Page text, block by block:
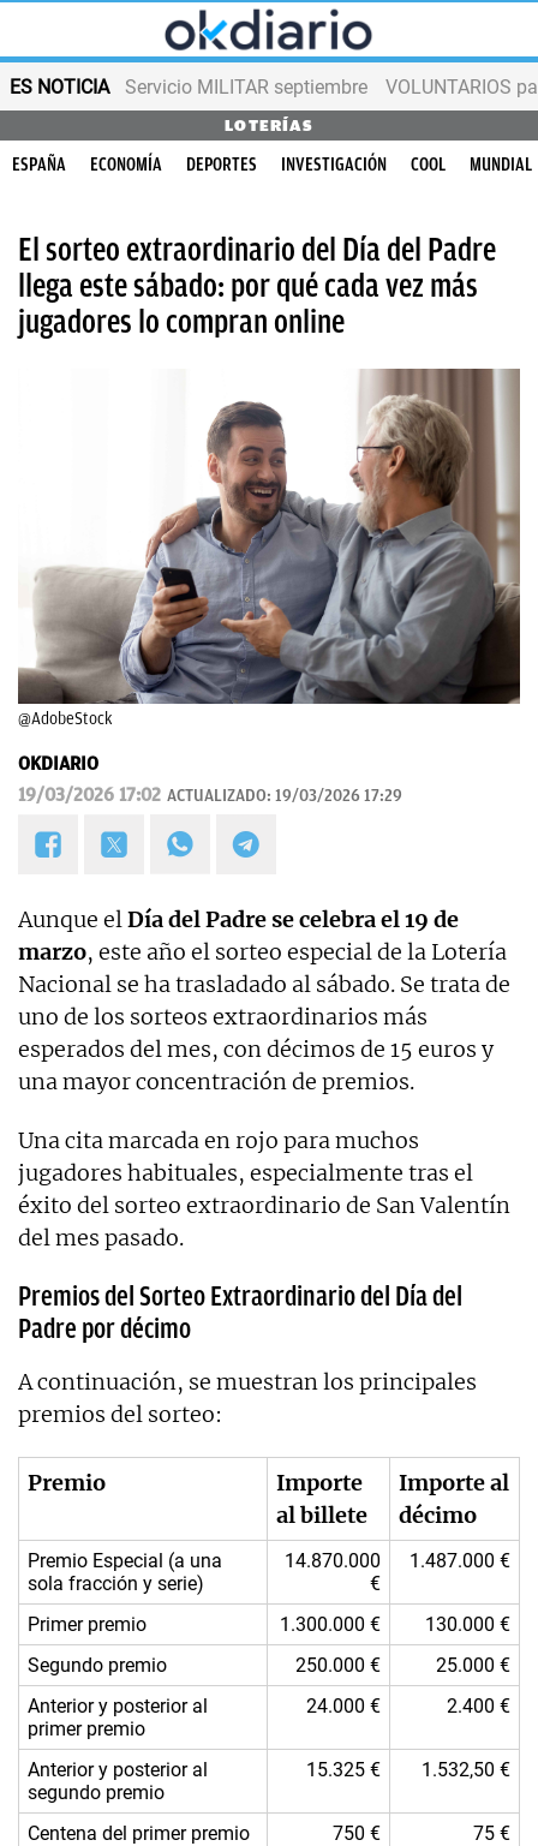
ES NOTICIA Servicio MILITAR septiembre VOLUNTARIOS
LOTERÍAS
ESPAÑA ECONOMÍA DEPORTES INVESTIGACIÓN COOL MUNDIAL
El sorteo extraordinario del Día del Padre
llega este sábado: por qué cada vez más
jugadores lo compran online
@AdobeStock
OKDIARIO
19/03/2026 17:02 ACTUALIZADO: 19/03/2026 17:29
Aunque elDía del Padre se celebra el 19 de
marzo, este año el sorteo especial de la Lotería
Nacional se ha trasladado al sábado. Se trata de
uno de los sorteos extraordinarios más
esperados del mes, con décimos de 15 euros y
una mayor concentración de premios.
Una cita marcada en rojo para muchos
jugadores habituales, especialmente tras el
éxito del sorteo extraordinario de San Valentín
del mes pasado.
Premios del Sorteo Extraordinario del Día del
Padre por décimo
A continuación, se muestran los principales
premios del sorteo:
Premio
Importe
al billete
Importe al
décimo
Premio Especial (a una
sola fracción y serie)
14.870.000
€
1.487.000 €
Primer premio 1.300.000 €
130.000 €
Segundo premio
250.000 €
25.000 €
Anterior y posterior al
primer premio
24.000 € 2.400 €
Anterior y posterior al
segundo premio
15.325 € 1.532,50 €
Centena del primer premio 750 €
75 €